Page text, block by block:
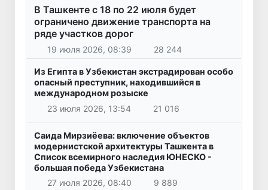
В Ташкенте с 18 по 22 июля будет
ограничено движение транспорта на
ряде участков дорог
19 июля 2026, 08:39 28 244
Из Египта в Узбекистан экстрадирован особо
опасный преступник, находившийся в
международном розыске
23 июля 2026, 13:54
21 016
Саида Мирзиёева: включение объектов
модернистской архитектуры Ташкента в
Список всемирного наследия ЮНЕСКО -
большая победа Узбекистана
27 июля 2026, 08:40
9 889